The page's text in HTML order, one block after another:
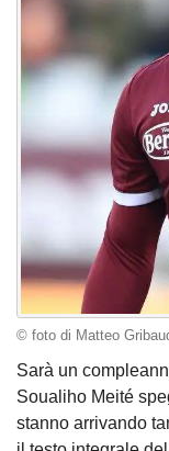
© foto di Matteo
Sarà un
Soualiho Meité
stanno arrivando